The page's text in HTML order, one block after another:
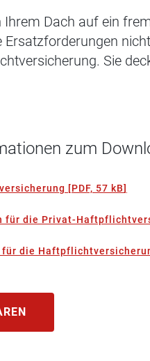
Ihrem Dach auf ein
Sie
zum
[PDF, 57 kB]
für die Privat-
für die